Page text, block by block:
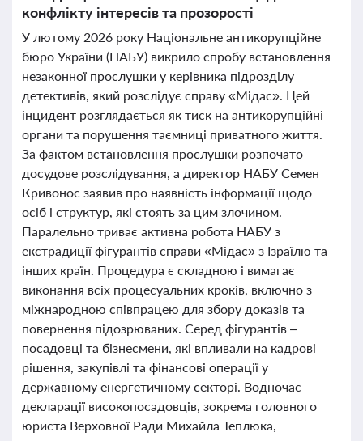
конфлікту інтересів та прозорості
У лютому 2026 року Національне антикорупційне
бюро України (НАБУ) викрило спробу встановлення
незаконної прослушки у керівника підрозділу
детективів, який розслідує справу «Мідас». Цей
інцидент розглядається як тиск на антикорупційні
органи та порушення таємниці приватного життя.
За фактом встановлення прослушки розпочато
досудове розслідування, а директор НАБУ Семен
Кривонос заявив про наявність інформації щодо
осіб і структур, які стоять за цим злочином.
Паралельно триває активна робота НАБУ з
екстрадиції фігурантів справи «Мідас» з Ізраїлю та
інших країн. Процедура є складною і вимагає
виконання всіх процесуальних кроків, включно з
міжнародною співпрацею для збору доказів та
повернення підозрюваних. Серед фігурантів –
посадовці та бізнесмени, які впливали на кадрові
рішення, закупівлі та фінансові операції у
державному енергетичному секторі. Водночас
декларації високопосадовців, зокрема головного
юриста Верховної Ради Михайла Теплюка,